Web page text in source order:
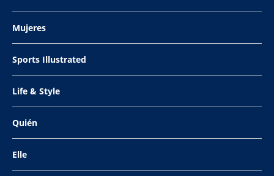
Mujeres
Sports Illustrated
Life & Style
Quién
Elle